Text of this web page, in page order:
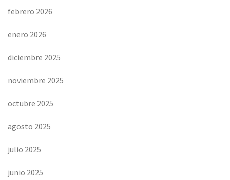
febrero 2026
enero 2026
diciembre 2025
noviembre 2025
octubre 2025
agosto 2025
julio 2025
junio 2025